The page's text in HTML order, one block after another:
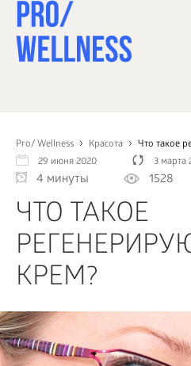
Pro/ Wellness Красота
Что такое
29 июня 2020
3 марта
4 минуты 1528
ЧТО ТАКОЕ
КРЕМ?
СПОРТ
ЗДОРОВЬЕ
КРАСОТА
ПСИХОЛОГИЯ
ДЕТИ
КАК?
БИЗНЕС